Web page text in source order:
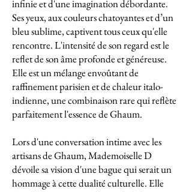
infinie et d'une imagination débordante.
Ses yeux, aux couleurs chatoyantes et d’un
bleu sublime, captivent tous ceux qu'elle
rencontre. L'intensité de son regard est le
reflet de son âme profonde et généreuse.
Elle est un mélange envoûtant de
raffinement parisien et de chaleur italo-
indienne, une combinaison rare qui reflète
parfaitement l'essence de Ghaum.
Lors d'une conversation intime avec les
artisans de Ghaum, Mademoiselle D
dévoile sa vision d'une bague qui serait un
hommage à cette dualité culturelle. Elle